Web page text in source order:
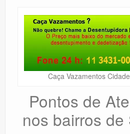
Caça Vazamentos
Pontos de
nos bairros de